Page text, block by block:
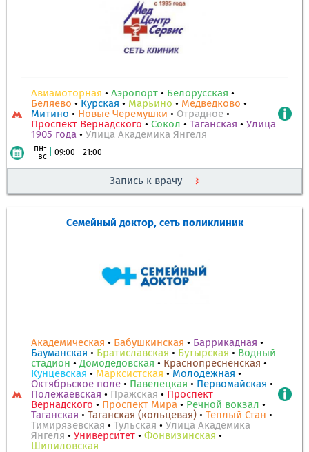
Авиамоторная • Аэропорт • Белорусская •
Беляево • Курская • Марьино • Медведково •
Митино • Новые Черемушки • Отрадное •
Проспект Вернадского • Сокол • Таганская • Улица
1905 года • Улица Академика Янгеля
пн-
вс
09:00 - 21:00
Запись к врачу
Семейный доктор, сеть поликлиник
Академическая • Бабушкинская • Баррикадная •
Бауманская • Братиславская • Бутырская • Водный
стадион • Домодедовская • Краснопресненская •
Кунцевская • Марксистская • Молодежная •
Октябрьское поле • Павелецкая • Первомайская •
Полежаевская • Пражская • Проспект
Вернадского • Проспект Мира • Речной вокзал •
Таганская • Таганская (кольцевая) • Теплый Стан •
Тимирязевская • Тульская • Улица Академика
Янгеля • Университет • Фонвизинская •
Шипиловская